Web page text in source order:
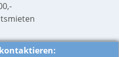
kontaktieren: